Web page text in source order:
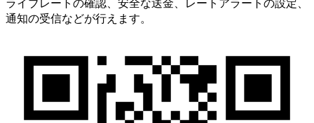
ライブレートの確認、安全な送金、レートアラートの設定、
通知の受信などが行えます。